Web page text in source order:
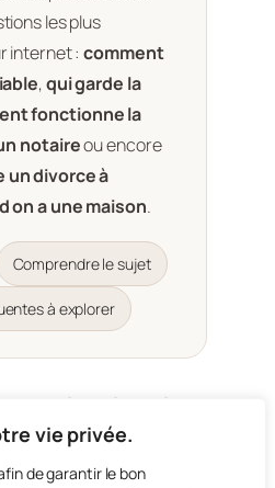
vie privée.
de garantir le bon
les plus
internet :comment
,qui garde la
fonctionne la
notaireou encore
un divorce à
on a une maison.
Comprendre le sujet
à explorer
locale selon